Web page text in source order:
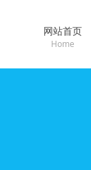
网站首页
Home